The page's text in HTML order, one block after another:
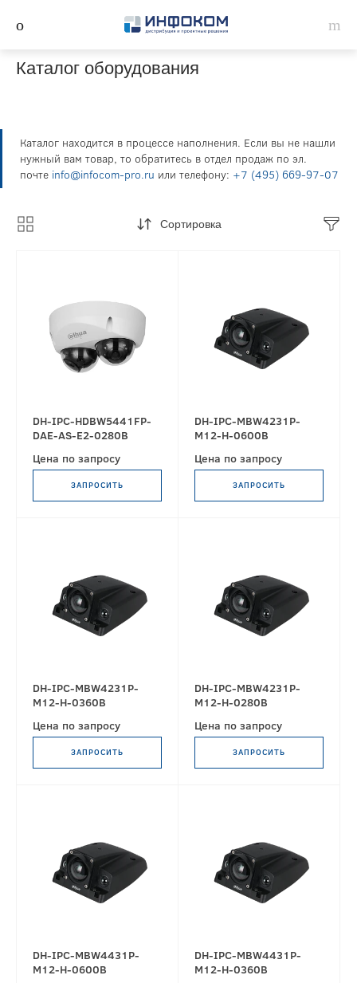
Каталог оборудования
Каталог находится в процессе наполнения. Если вы не нашли
нужный вам товар, то обратитесь в отдел продаж по эл.
почте info@infocom-pro.ru или телефону: +7 (495) 669-97-07
Сортировка
DH-IPC-HDBW5441FP-
DAE-AS-E2-0280B
Цена по запросу
ЗАПРОСИТЬ
DH-IPC-MBW4231P-
M12-H-0600B
Цена по запросу
ЗАПРОСИТЬ
DH-IPC-MBW4231P-
M12-H-0360B
Цена по запросу
ЗАПРОСИТЬ
DH-IPC-MBW4231P-
M12-H-0280B
Цена по запросу
ЗАПРОСИТЬ
DH-IPC-MBW4431P-
M12-H-0600B
DH-IPC-MBW4431P-
M12-H-0360B